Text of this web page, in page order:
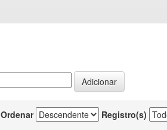
Ordenar Registro(s)